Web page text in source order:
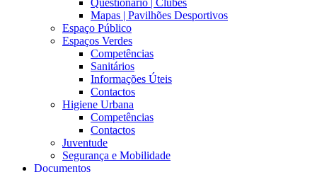
Questionário | Clubes
Mapas | Pavilhões Desportivos
Espaço Público
Espaços Verdes
Competências
Sanitários
Informações Úteis
Contactos
Higiene Urbana
Competências
Contactos
Juventude
Segurança e Mobilidade
Documentos